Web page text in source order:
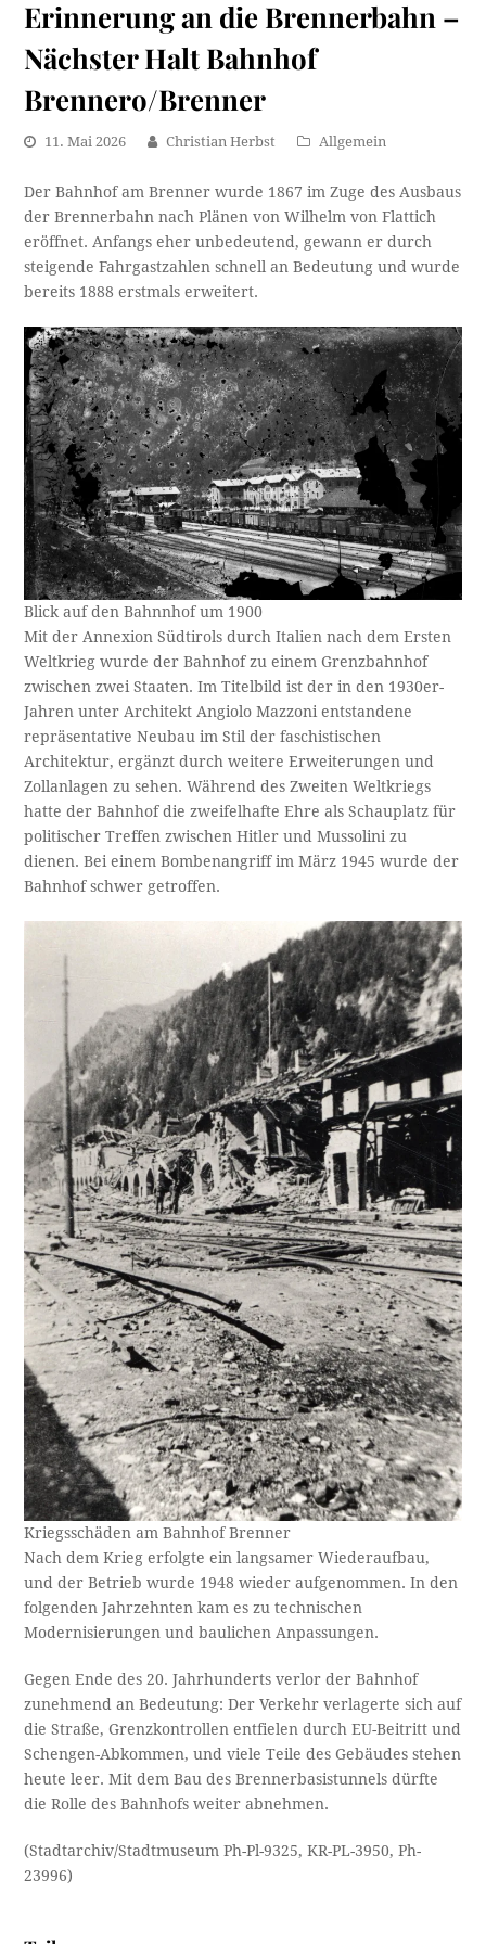
Erinnerung an die Brennerbahn –
Nächster Halt Bahnhof
Brennero/Brenner
11. Mai 2026 Christian Herbst Allgemein
Der Bahnhof am Brenner wurde 1867 im Zuge des Ausbaus
der Brennerbahn nach Plänen von Wilhelm von Flattich
eröffnet. Anfangs eher unbedeutend, gewann er durch
steigende Fahrgastzahlen schnell an Bedeutung und wurde
bereits 1888 erstmals erweitert.
Blick auf den Bahnnhof um 1900
Mit der Annexion Südtirols durch Italien nach dem Ersten
Weltkrieg wurde der Bahnhof zu einem Grenzbahnhof
zwischen zwei Staaten. Im Titelbild ist der in den 1930er-
Jahren unter Architekt Angiolo Mazzoni entstandene
repräsentative Neubau im Stil der faschistischen
Architektur, ergänzt durch weitere Erweiterungen und
Zollanlagen zu sehen. Während des Zweiten Weltkriegs
hatte der Bahnhof die zweifelhafte Ehre als Schauplatz für
politischer Treffen zwischen Hitler und Mussolini zu
dienen. Bei einem Bombenangriff im März 1945 wurde der
Bahnhof schwer getroffen.
Kriegsschäden am Bahnhof Brenner
Nach dem Krieg erfolgte ein langsamer Wiederaufbau,
und der Betrieb wurde 1948 wieder aufgenommen. In den
folgenden Jahrzehnten kam es zu technischen
Modernisierungen und baulichen Anpassungen.
Gegen Ende des 20. Jahrhunderts verlor der Bahnhof
zunehmend an Bedeutung: Der Verkehr verlagerte sich auf
die Straße, Grenzkontrollen entfielen durch EU-Beitritt und
Schengen-Abkommen, und viele Teile des Gebäudes stehen
heute leer. Mit dem Bau des Brennerbasistunnels dürfte
die Rolle des Bahnhofs weiter abnehmen.
(Stadtarchiv/Stadtmuseum Ph-Pl-9325, KR-PL-3950, Ph-
23996)